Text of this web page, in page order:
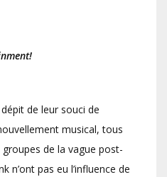
dépit de leur souci de
musical, tous
groupes de la vague post-
n’ont pas eu l’influence de